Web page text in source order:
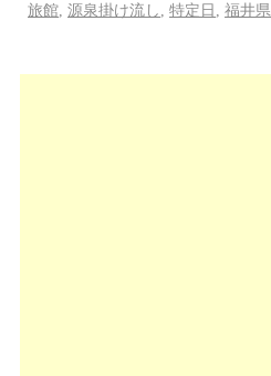
旅館 源泉掛け流し 特定日 福井県